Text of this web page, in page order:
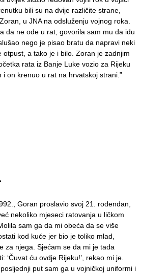
bili su na dvije različite strane,
u JNA na odsluženju vojnog roka.
da ne ode u rat, govorila sam mu da idu
nego je pisao bratu da napravi neki
otpust, a tako je i bilo. Zoran je zadnjim
rata iz Banje Luke vozio za Rijeku
on krenuo u rat na hrvatskoj strani.”
Goran proslavio svoj 21. rođendan,
nekoliko mjeseci ratovanja u ličkom
sam ga da mi obeća da se više
kod kuće jer bio je toliko mlad,
za njega. Sjećam se da mi je tada
‘Čuvat ću ovdje Rijeku!’, rekao mi je.
put sam ga u vojničkoj uniformi i